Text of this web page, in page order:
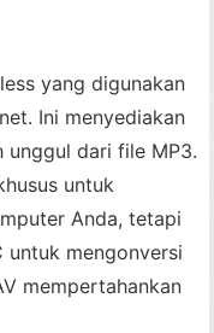
yang digunakan
Ini menyediakan
unggul dari file MP3.
untuk
Anda, tetapi
untuk mengonversi
mempertahankan